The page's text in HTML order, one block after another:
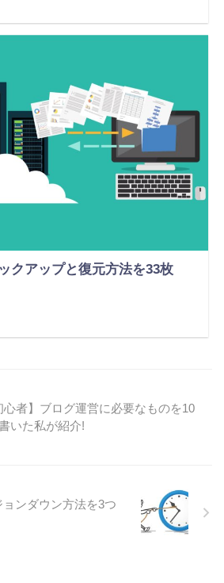
クアップと復元方法を33枚
心者】ブログ運営に必要なものを10
いた私が紹介!
ンダウン方法を3つ